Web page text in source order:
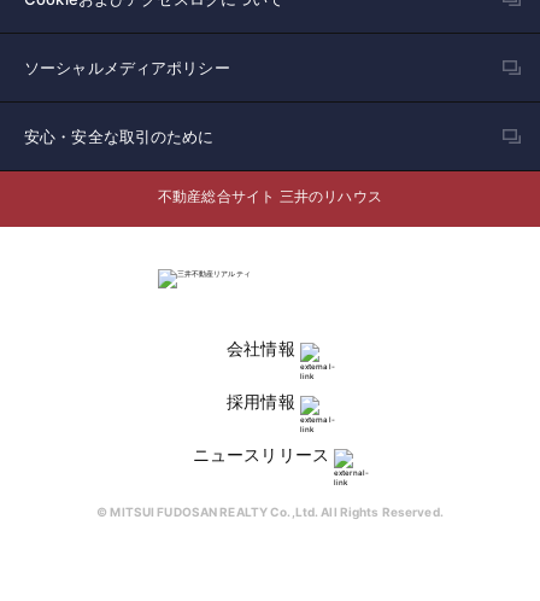
ソーシャルメディアポリシー
安心・安全な取引のために
不動産総合サイト 三井のリハウス
会社情報
採用情報
ニュースリリース
© MITSUI FUDOSAN REALTY Co.,Ltd. All Rights Reserved.